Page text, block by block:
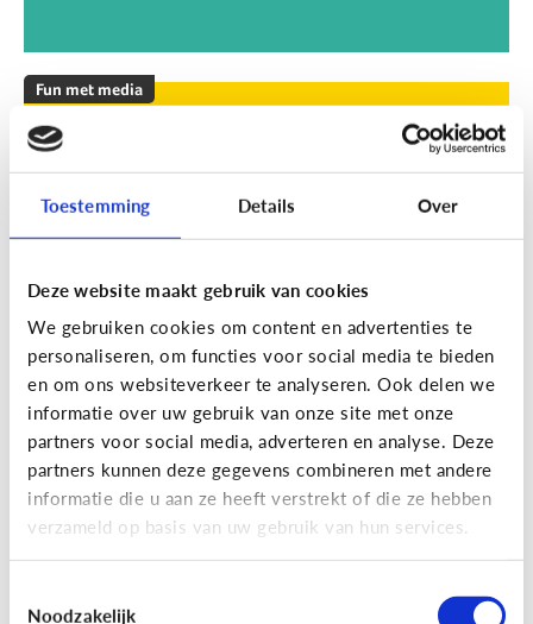
Toestemming Details Over
Deze website maakt gebruik van cookies
We gebruiken cookies om content en advertenties te
personaliseren, om functies voor social media te bieden
en om ons websiteverkeer te analyseren. Ook delen we
informatie over uw gebruik van onze site met onze
partners voor social media, adverteren en analyse. Deze
partners kunnen deze gegevens combineren met andere
informatie die u aan ze heeft verstrekt of die ze hebben
verzameld op basis van uw gebruik van hun services.
Noodzakelijk
Fun met media
Leuke apps voor tieners om de
zomer door te komen
Geef je kind een duwtje in de rug met deze leuke
apps tegen verveling, waar ze op eigen houtje
Fun met media
Fun met foto’s: zo boost je de
creativiteit van je kind